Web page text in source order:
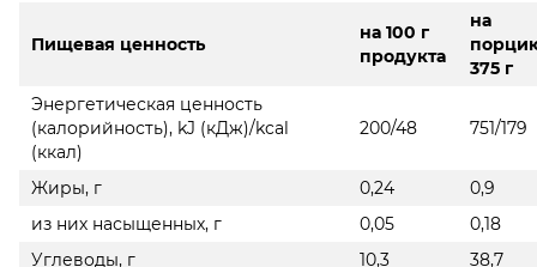
Пищевая ценность
на 100 г
продукта
на
375 г
Энергетическая ценность
(калорийность), kJ (кДж)/kcal
(ккал)
200/48 751/179
Жиры, г 0,24
0,9
из них насыщенных, г
0,05
0,18
Углеводы, г
10,3 38,7